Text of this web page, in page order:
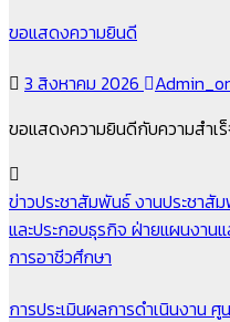
ขอแสดงความยินดี
3 สิงหาคม 2026
ขอแสดงความยินดีกับความสำเ
ข่าวประชาสัมพันธ์งานประชาสั
และประกอบธุรกิจ ฝ่ายแผนงาน
การอาชีวศึกษา
การประเมินผลการดำเนินงาน